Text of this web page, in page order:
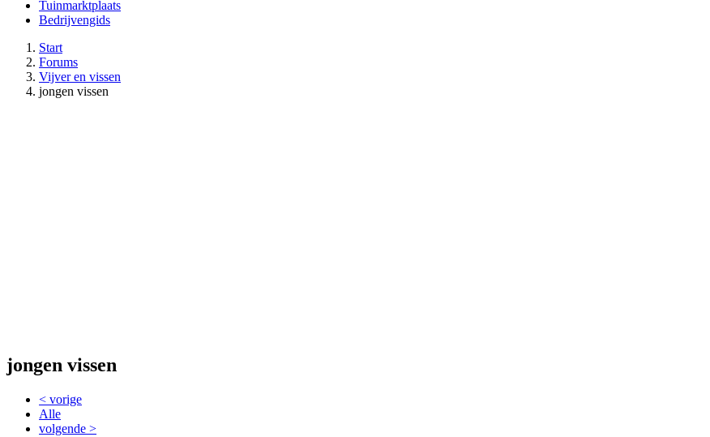
Tuinmarktplaats
Bedrijvengids
Start
Forums
Vijver en vissen
jongen vissen
jongen vissen
< vorige
Alle
volgende >